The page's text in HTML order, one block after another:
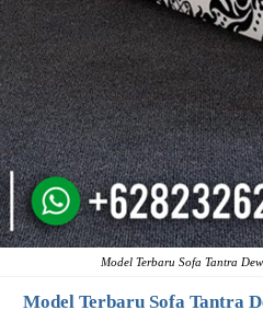
Model Terbaru Sofa Tantra
Model Terbaru Sofa Tantra